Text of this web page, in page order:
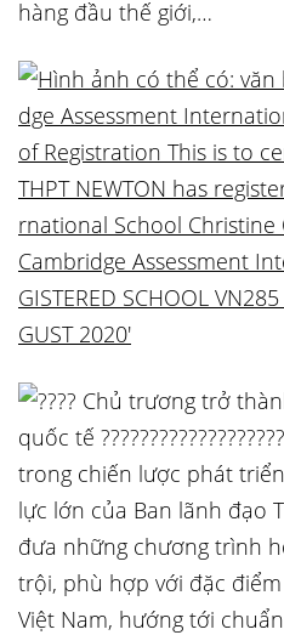
hàng đầu thế giới,…
Chủ trương trở
quốc tế
trong chiến lược phát
lực lớn của Ban lãnh đạo
đưa những chương trình
trội, phù hợp với đặc
Việt Nam, hướng tới